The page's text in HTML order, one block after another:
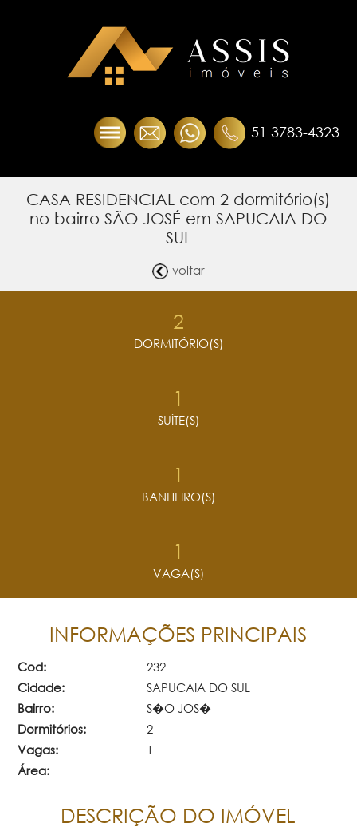
51 3783-4323
CASA RESIDENCIAL com 2 dormitório(s)
no bairro SÃO JOSÉ em SAPUCAIA DO
SUL
voltar
2
DORMITÓRIO(S)
1
SUÍTE(S)
1
BANHEIRO(S)
1
VAGA(S)
INFORMAÇÕES PRINCIPAIS
Cod:
232
Cidade:
SAPUCAIA DO SUL
Bairro:
S�O JOS�
Dormitórios:
2
Vagas:
1
Área:
DESCRIÇÃO DO IMÓVEL